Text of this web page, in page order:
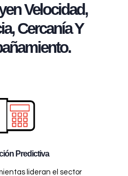
Velocidad,
Cercanía Y
Predictiva
lideran el sector